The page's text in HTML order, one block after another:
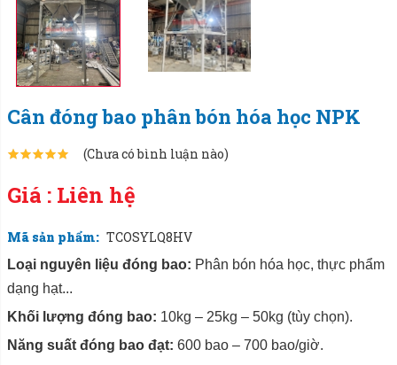
Cân đóng bao phân bón hóa học NPK
(Chưa có bình luận nào)
Giá : Liên hệ
Mã sản phẩm: TCOSYLQ8HV
Loại nguyên liệu đóng bao: Phân bón hóa học, thực phẩm
dạng hạt...
Khối lượng đóng bao: 10kg – 25kg – 50kg (tùy chọn).
Năng suất đóng bao đạt: 600 bao – 700 bao/giờ.